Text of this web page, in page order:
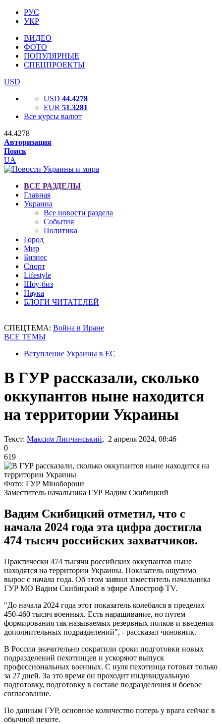
РУС
УКР
ВИДЕО
ФОТО
ПОПУЛЯРНЫЕ
СПЕЦПРОЕКТЫ
USD
USD 44.4278
EUR 51.3281
Все курсы валют
44.4278
Авторизация
Поиск
UA
ВСЕ РАЗДЕЛЫ
Главная
Украина
Все новости раздела
События
Политика
Город
Мир
Бизнес
Спорт
Lifestyle
Шоу-биз
Наука
БЛОГИ ЧИТАТЕЛЕЙ
СПЕЦТЕМА: Война в Иране
ВСЕ ТЕМЫ
Вступление Украины в ЕС
В ГУР рассказали, сколько
оккупантов ныне находится
на территории Украины
Текст: Максим Липчанський, 2 апреля 2024, 08:46
0
619
Фото: ГУР Міноборони
Заместитель начальника ГУР Вадим Скибицкий
Вадим Скибицкий отметил, что с
начала 2024 года эта цифра достигла
474 тысяч российских захватчиков.
Практически 474 тысячи российских оккупантов ныне
находятся на территории Украины. Показатель ощутимо
вырос с начала года. Об этом заявил заместитель начальника
ГУР МО Вадим Скибицкий в эфире Апостроф TV.
"До начала 2024 года этот показатель колебался в пределах
450-460 тысяч военных. Есть наращивание, но путем
формирования так называемых резервных полков и введения
дополнительных подразделений", - рассказал чиновник.
В России значительно сократили сроки подготовки новых
подразделений пехотинцев и ускоряют выпуск
профессиональных военных. С нуля пехотинца готовят только
за 27 дней. За это время он проходит индивидуальную
подготовку, подготовку в составе подразделения и боевое
согласование.
По данным ГУР, основное количество потерь у врага сейчас в
обычной пехоте.